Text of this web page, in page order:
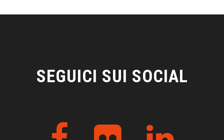
SEGUICI SUI SOCIAL